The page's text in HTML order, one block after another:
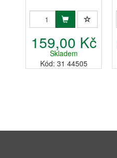
159,00 Kč
Skladem
Kód: 31 44505